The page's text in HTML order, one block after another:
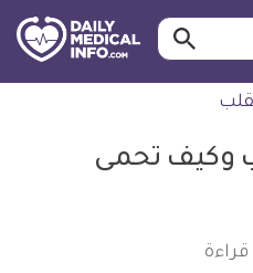
ابحث…
وكيف تحمى
قراءة